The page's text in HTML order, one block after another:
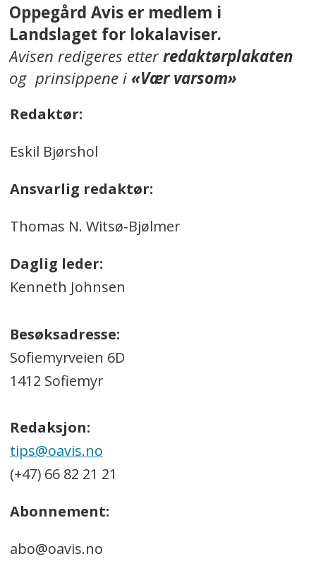
Oppegård Avis er medlem i
Landslaget for lokalaviser.
Avisen redigeres etterredaktørplakaten
og prinsippene i«Vær varsom»
Redaktør:
Eskil Bjørshol
Ansvarlig redaktør:
Thomas N. Witsø-Bjølmer
Daglig leder:
Kenneth Johnsen
Besøksadresse:
Sofiemyrveien 6D
1412 Sofiemyr
Redaksjon:
tips@oavis.no
(+47) 66 82 21 21
Abonnement:
abo@oavis.no